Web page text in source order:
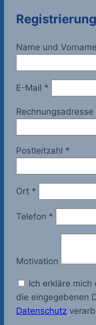
Name und Vorname
E-Mail *
Rechnungsadresse
Postleitzahl *
Ort *
Telefon *
Motivation
Ich erkläre
die eingegebenen
Datenschutz